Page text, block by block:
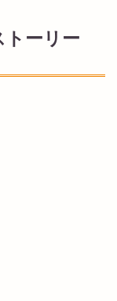
トーリー